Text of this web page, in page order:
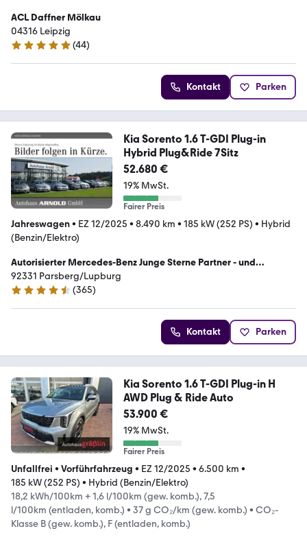
ACL Daffner Mölkau
04316 Leipzig
4.9 Sterne
(44)
Kontakt Parken
Kia Sorento 1.6 T-GDI Plug-in
Hybrid Plug&Ride 7Sitz
52.680 €
19% MwSt.
Fairer Preis
Jahreswagen• EZ 12/2025 • 8.490 km • 185 kW (252 PS) • Hybrid
(Benzin/Elektro)
Autorisierter Mercedes-Benz Junge Sterne Partner - und
Servicepartner der Kia Deutschland GmbH
92331 Parsberg/Lupburg
4.5 Sterne
(365)
Kontakt Parken
Kia Sorento 1.6 T-GDI Plug-in H
AWD Plug & Ride Auto
53.900 €
19% MwSt.
Fairer Preis
Unfallfrei • Vorführfahrzeug • EZ 12/2025 • 6.500 km •
185 kW (252 PS) • Hybrid (Benzin/Elektro)
18,2 kWh/100km + 1,6 l/100km (gew. komb.), 7,5
l/100km (entladen, komb.) • 37 g CO₂/km (gew. komb.) • CO₂-
Klasse B (gew. komb.), F (entladen, komb.)